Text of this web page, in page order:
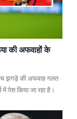
की अफवाहों के
झगड़े की अफवाह गलत
पेश किया जा रहा है।